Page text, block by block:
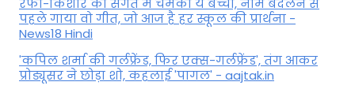
रफी-किशोर की संगत में चमकी ये बच्ची, नाम बदलने से
पहले गाया वो गीत, जो आज है हर स्कूल की प्रार्थना -
News18 Hindi
'कपिल शर्मा की गर्लफ्रेंड, फिर एक्स-गर्लफ्रेंड', तंग आकर
प्रोड्यूसर ने छोड़ा शो, कहलाई 'पागल' - aajtak.in